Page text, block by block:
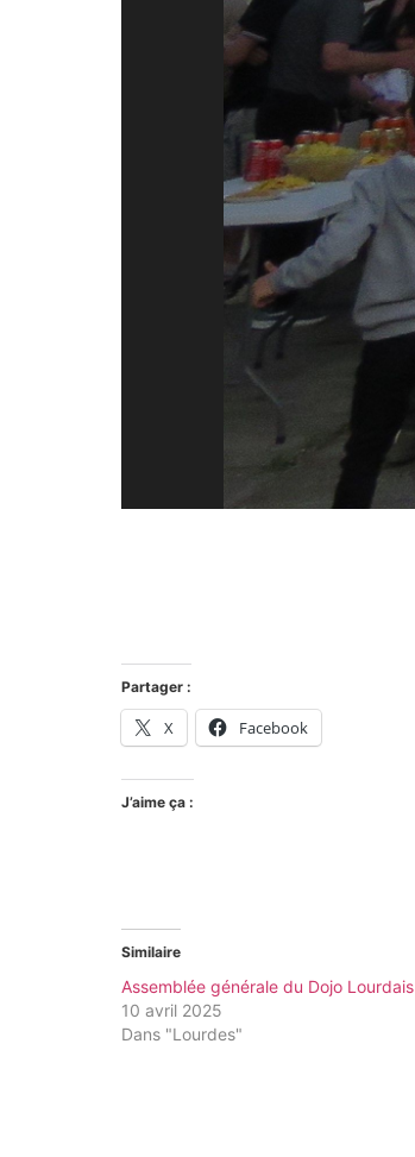
Partager :
X Facebook
J’aime ça :
Similaire
Assemblée générale du Dojo Lourdais
10 avril 2025
Dans "Lourdes"